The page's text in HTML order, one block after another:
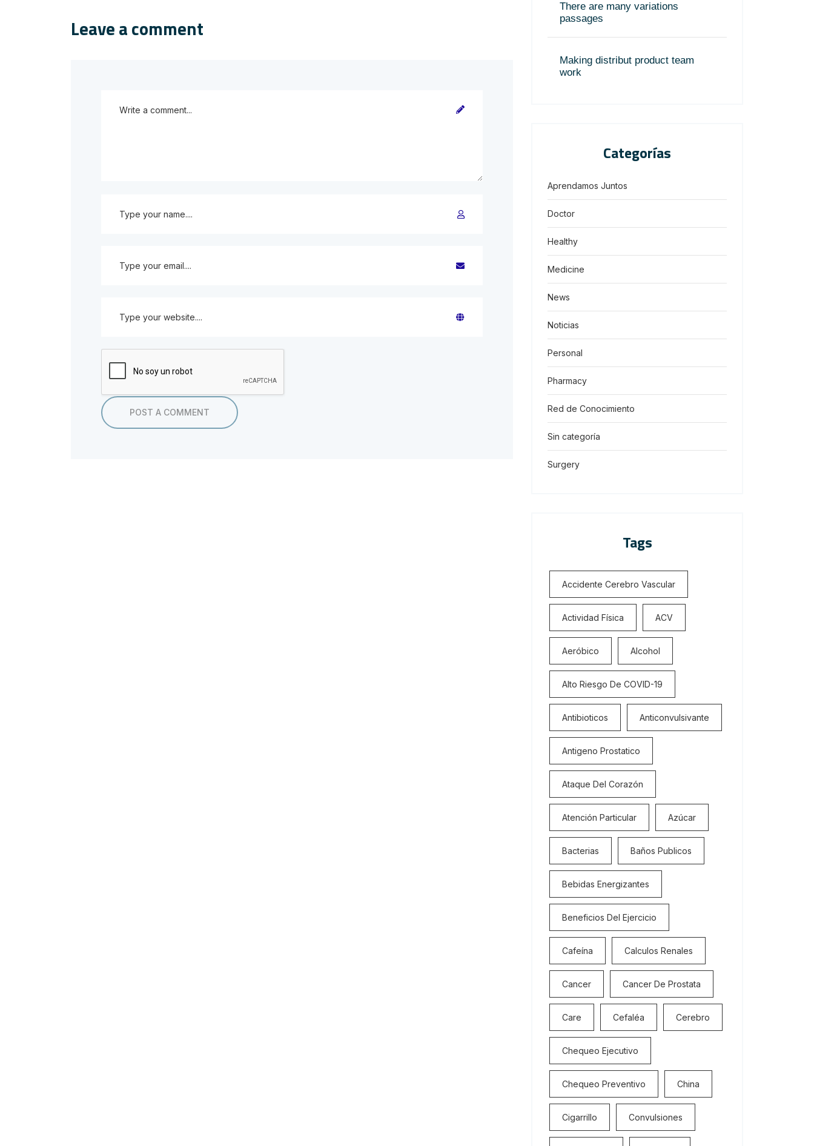
Leave a comment
There are many variations
passages
Making distribut product team
work
Categorías
Aprendamos Juntos
Doctor
Healthy
Medicine
News
Noticias
Personal
Pharmacy
Red de Conocimiento
Sin categoría
Surgery
Tags
Accidente Cerebro Vascular
Actividad Física ACV
Aeróbico Alcohol
Alto Riesgo De COVID-19
Antibioticos Anticonvulsivante
Antigeno Prostatico
Ataque Del Corazón
Atención Particular Azúcar
Bacterias Baños Publicos
Bebidas Energizantes
Beneficios Del Ejercicio
Cafeína Calculos Renales
Cancer Cancer De Prostata
Care Cefaléa Cerebro
Chequeo Ejecutivo
Chequeo Preventivo China
Cigarrillo Convulsiones